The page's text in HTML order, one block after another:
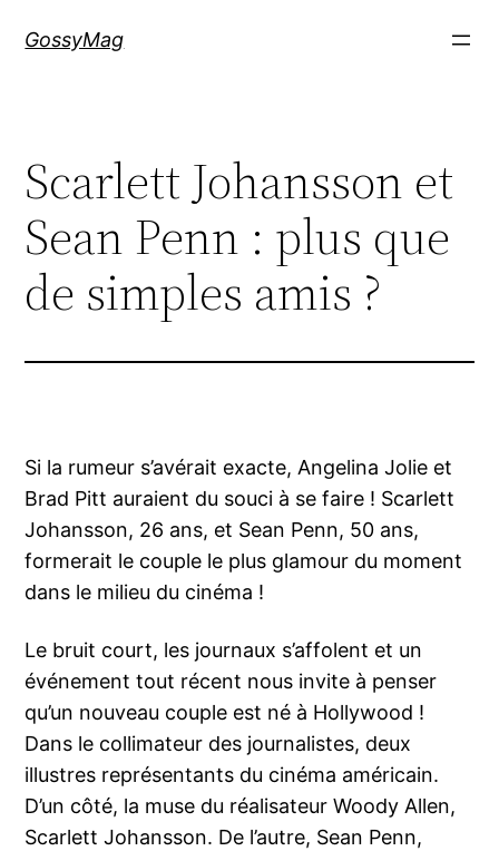
GossyMag
Scarlett Johansson et
Sean Penn : plus que
de simples amis ?
Si la rumeur s’avérait exacte, Angelina Jolie et
Brad Pitt auraient du souci à se faire ! Scarlett
Johansson, 26 ans, et Sean Penn, 50 ans,
formerait le couple le plus glamour du moment
dans le milieu du cinéma !
Le bruit court, les journaux s’affolent et un
événement tout récent nous invite à penser
qu’un nouveau couple est né à Hollywood !
Dans le collimateur des journalistes, deux
illustres représentants du cinéma américain.
D’un côté, la muse du réalisateur Woody Allen,
Scarlett Johansson. De l’autre, Sean Penn,